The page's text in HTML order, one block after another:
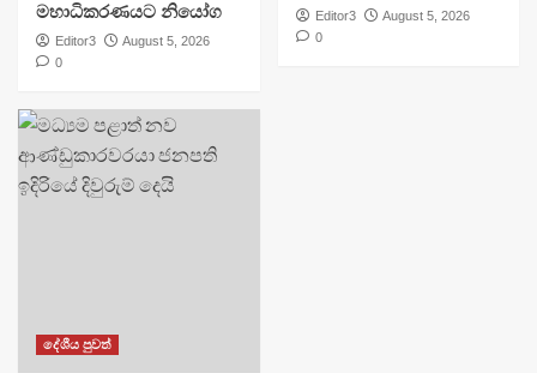
මහාධිකරණයට නියෝග
Editor3
August 5, 2026
0
Editor3
August 5, 2026
0
දේශීය පුවත්